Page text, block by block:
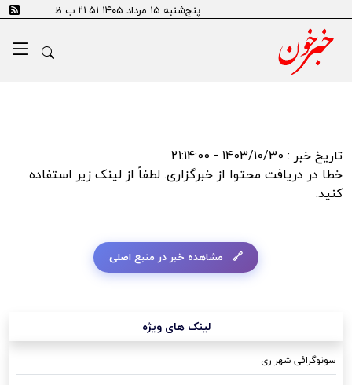
پنج‌شنبه ۱۵ مرداد ۱۴۰۵ ۲۱:۵۱ ب ظ
error:Could not resolve host: tn.ai
تاریخ خبر : 1403/10/30 - 21:14:00
خطا در دریافت محتوا از خبرگزاری. لطفاً از لینک زیر استفاده
کنید.
مشاهده خبر در منبع اصلی
لینک های ویژه
سونوگرافی شهر ری